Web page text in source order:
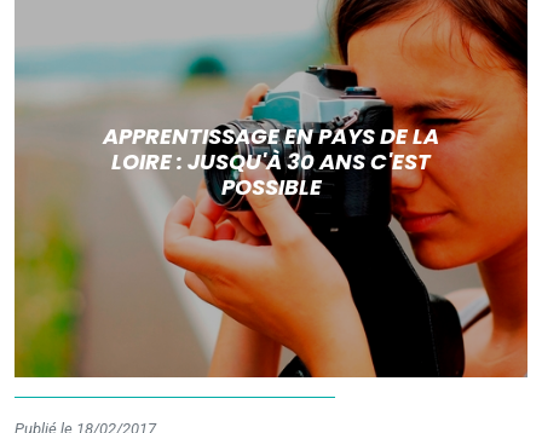
APPRENTISSAGE EN PAYS DE LA
LOIRE : JUSQU'À 30 ANS C'EST
POSSIBLE
Publié le 18/02/2017